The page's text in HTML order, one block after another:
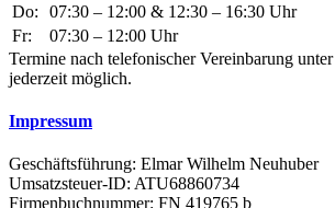
Do:
07:30 – 12:00 & 12:30 – 16:30 Uhr
Fr:
07:30 – 12:00 Uhr
Termine nach telefonischer Vereinbarung unter
jederzeit möglich.
Impressum
Geschäftsführung: Elmar Wilhelm Neuhuber
Umsatzsteuer-ID: ATU68860734
Firmenbuchnummer: FN 419765 b